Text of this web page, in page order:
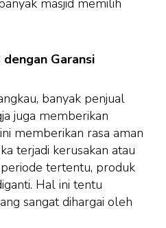
Garansi
banyak penjual
juga memberikan
memberikan rasa aman
terjadi kerusakan atau
tertentu, produk
Hal ini tentu
sangat dihargai oleh